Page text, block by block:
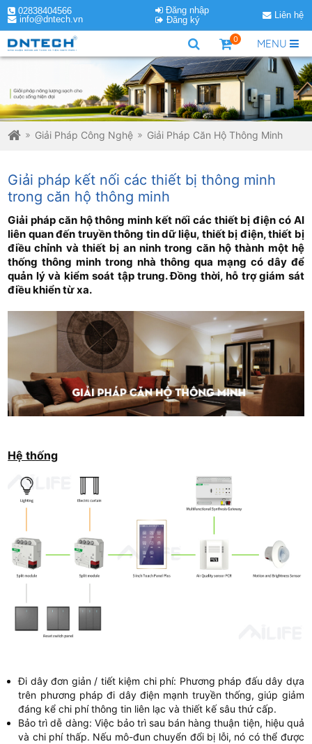
02838404566
info@dntech.vn
Đăng nhập
Đăng ký
Liên hệ
MENU
0
Giải Pháp Công Nghệ Giải Pháp Căn Hộ Thông Minh
Giải pháp kết nối các thiết bị thông minh
trong căn hộ thông minh
Giải pháp căn hộ thông minh kết nối các thiết bị điện có AI
liên quan đến truyền thông tin dữ liệu, thiết bị điện, thiết bị
điều chỉnh và thiết bị an ninh trong căn hộ thành một hệ
thống thông minh trong nhà thông qua mạng có dây để
quản lý và kiểm soát tập trung. Đồng thời, hỗ trợ giám sát
điều khiển từ xa.
Hệ thống
Đi dây đơn giản / tiết kiệm chi phí: Phương pháp đấu dây dựa
trên phương pháp đi dây điện mạnh truyền thống, giúp giảm
đáng kể chi phí thông tin liên lạc và thiết kế sâu thứ cấp.
Bảo trì dễ dàng: Việc bảo trì sau bán hàng thuận tiện, hiệu quả
và chi phí thấp. Nếu mô-đun chuyển đổi bị lỗi, nó có thể được